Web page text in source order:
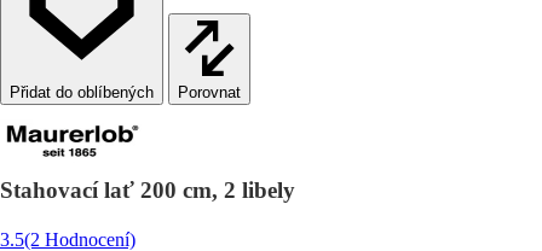
Porovnat
Stahovací lať 200 cm, 2 libely
3.5(2 Hodnocení)